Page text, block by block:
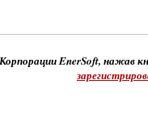
EnerSoft, нажав